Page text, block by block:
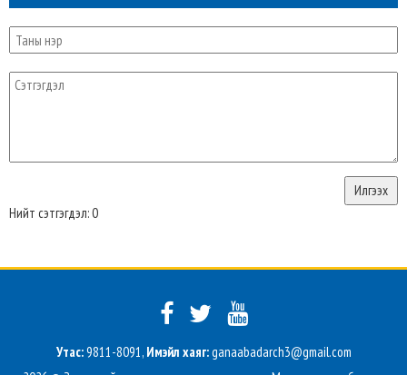
Нийт сэтгэгдэл: 0
Утас:9811-8091, Имэйл хаяг:ganaabadarch3@gmail.com